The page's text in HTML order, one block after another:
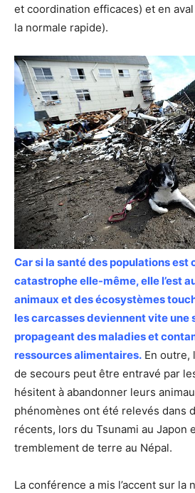
et coordination efficaces) et en
la normale rapide).
Car si la santé des populations est
catastrophe elle-même, elle l’est
animaux et des écosystèmes
les carcasses deviennent vite une
propageant des maladies et
ressources alimentaires. En outre,
de secours peut être entravé par
hésitent à abandonner leurs
phénomènes ont été relevés dans
récents, lors du Tsunami au Japon
tremblement de terre au Népal.
La conférence a mis l’accent sur la